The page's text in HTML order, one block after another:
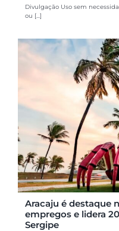
Divulgação Uso sem
ou [...]
Aracaju é destaque
empregos e lidera
Sergipe